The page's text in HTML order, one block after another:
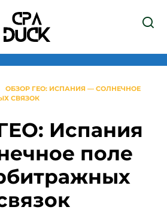
ОБЗОР ГЕО: ИСПАНИЯ — СОЛНЕЧНОЕ
СВЯЗОК
Испания
поле